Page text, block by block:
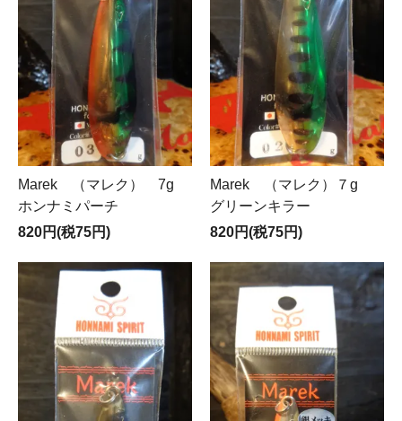
Marek （マレク） 7g
ホンナミパーチ
820円(税75円)
Marek （マレク）７g
グリーンキラー
820円(税75円)